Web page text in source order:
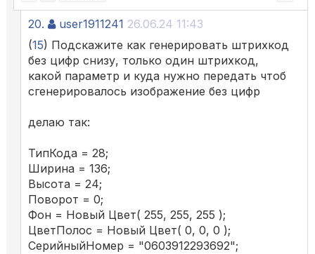
20. user1911241 26.06.24 11:43
(15) Подскажите как генерировать штрихкод
без цифр снизу, только один штрихкод,
какой параметр и куда нужно передать чтоб
сгенерировалось изображение без цифр
делаю так:
ТипКода = 28;
Ширина = 136;
Высота = 24;
Поворот = 0;
Фон = Новый Цвет( 255, 255, 255 );
ЦветПолос = Новый Цвет( 0, 0, 0 );
СерийныйНомер = "0603912293692";